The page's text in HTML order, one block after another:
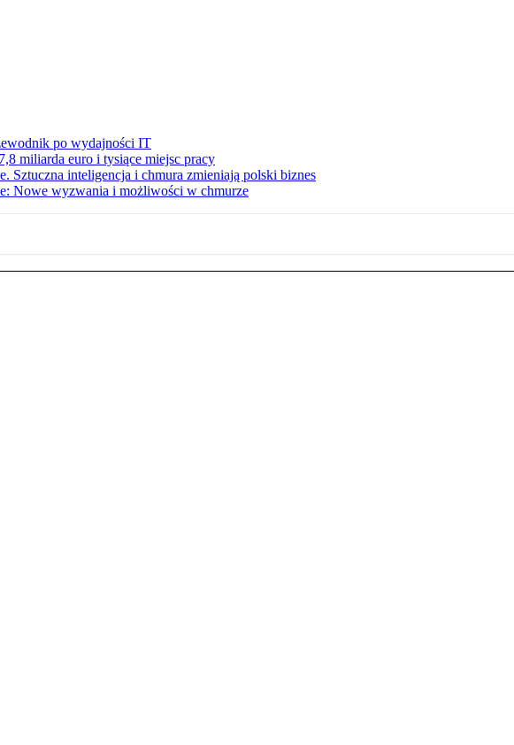
po wydajności IT
miliarda euro i tysiące miejsc pracy
Sztuczna inteligencja i chmura zmieniają polski biznes
Nowe wyzwania i możliwości w chmurze